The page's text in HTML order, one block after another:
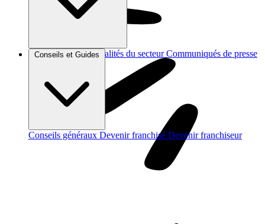
Brèves et actus Actualités du secteur Communiqués de presse
Conseils et Guides
Conseils généraux Devenir franchisé Devenir franchiseur